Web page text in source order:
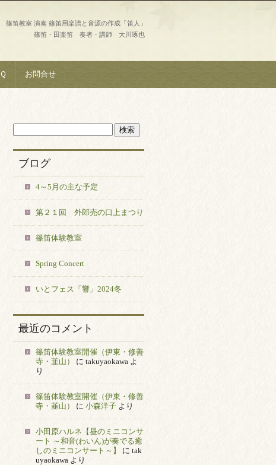
篠笛教室 演奏 篠笛用楽譜と音源の作成「笛人」
篠笛・田楽笛 奏者・講師 大川琢也
お問合せ
ブログ
4～5月の主な予定
第２１回 外郎売の口上まつり
篠笛体験教室
Spring Concert
いとフェス「響」2024冬
最近のコメント
篠笛体験教室開催（伊東・修善
寺・韮山）
に takuyaokawa よ
り
篠笛体験教室開催（伊東・修善
寺・韮山）
に 小森洋子 より
小田原ハルネ【昼のミニコンサ
ート ～和音(わいん)が奏でる癒
しのミニコンサート～】
に tak
uyaokawa より